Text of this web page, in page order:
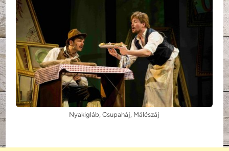
Nyakigláb, Csupaháj, Málészáj